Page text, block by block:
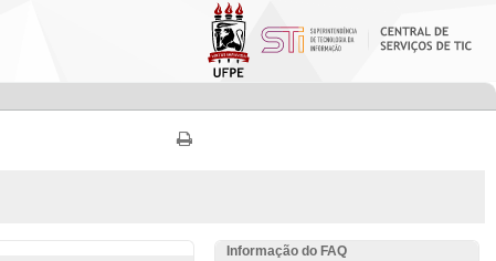
Informação do FAQ